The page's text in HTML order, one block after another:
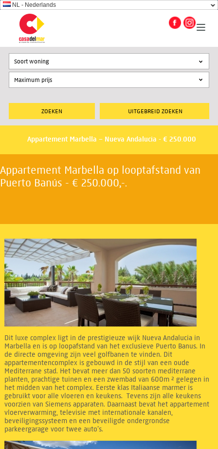
NL - Nederlands
UITGEBREID ZOEKEN
Soort woning
Appartement Marbella – Nueva Andalucia - € 250.000
Appartement Marbella op looptafstand van
Puerto Banús - € 250.000,-.
Dit luxe complex ligt in de prestigieuze wijk Nueva Andalucia in
Marbella en is op loopafstand van het exclusieve Puerto Banus. In
de directe omgeving zijn veel golfbanen te vinden. Dit
appartementencomplex is gebouwd in de stijl van een oude
Mediterrane stad. Het bevat meer dan 50 soorten mediterrane
planten, prachtige tuinen en een zwembad van 600m ² gelegen in
het midden van het complex. Eerste klas Italiaanse marmer is
gebruikt voor alle vloeren en keukens. Tevens zijn alle keukens
voorzien van Siemens apparaten. Daarnaast bevat het appartement
vloerverwarming, televisie met internationale kanalen,
beveiligingssysteem en een beveiligde ondergrondse
parkeergarage voor twee auto’s.